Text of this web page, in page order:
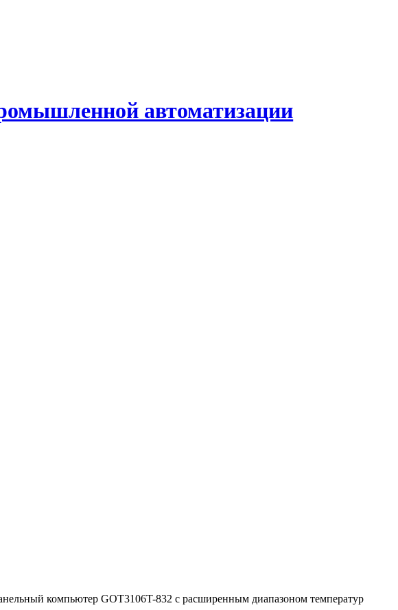
автоматизации
компьютер GOT3106T-832 с расширенным диапазоном температур